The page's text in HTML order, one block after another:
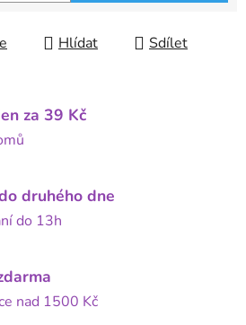
Hlídat Sdílet
za 39 Kč
druhého dne
do 13h
nad 1500 Kč